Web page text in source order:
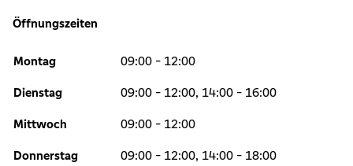
Öffnungszeiten
Montag 09:00 - 12:00
Dienstag 09:00 - 12:00, 14:00 - 16:00
Mittwoch 09:00 - 12:00
Donnerstag 09:00 - 12:00, 14:00 - 18:00